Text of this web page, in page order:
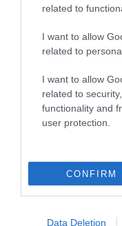
related to
I want to allow
related to
I want to allow
related to
functionality and
user protection.
CONFIRM
Data Deletion
Μάρω Κοντού:
της – Η
Άφησε την
15.07.2026 - 16:43